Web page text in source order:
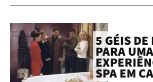
5 GÉIS
PARA UMA
SPA EM